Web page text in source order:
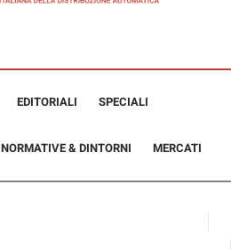
EDITORIALI SPECIALI
NORMATIVE & DINTORNI MERCATI